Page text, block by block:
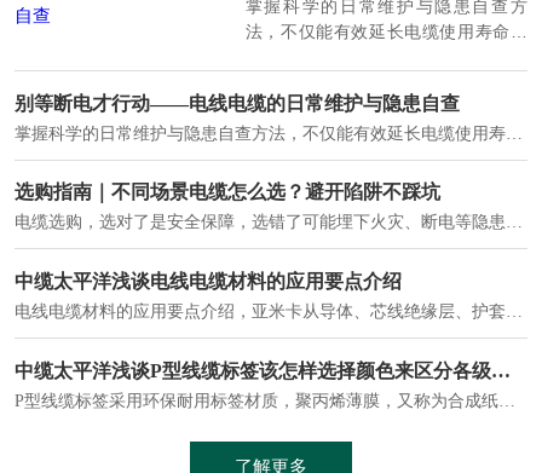
低压电力电缆覆盖几乎所有配电末端
场景：工业厂房内部配电、商业建筑
列头柜供电等。
低压电力电缆全解析：结构、参数与工程应用
低压电力电缆覆盖几乎所有配电末端场景：工业厂房内部配电、商业建筑供电系统、住宅小区入户主线、市政工程路灯与景观供电、数据中心机房列头柜供电等。
工程电缆选型指南：低压、中压、防火电缆如何正确选择
低压电缆通常指额定电压 0.6/1kV 及以下的电力电缆，是建筑工程、市政工程中应用最广泛的电缆类型。低压电力电缆作为配电系统的 "毛细血管"，承担着从变压器到终端用电设备的电力传输重任。
电力电缆的优势与挑战-中缆太平洋
电力电缆的优势十分显著。它具有较高的安全性。电力电缆通常埋设在地下或敷设在管道中，避免了架空线路可能带来的触电风险。
河南太平洋铝合金电缆：经济高效的电力传输新选择